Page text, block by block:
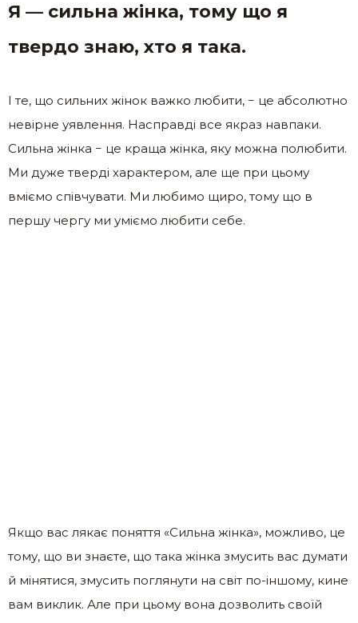
Я — сильна жінка, тому що я
твердо знаю, хто я така.
І те, що сильних жінок важко любити, − це абсолютно
невірне уявлення. Насправді все якраз навпаки.
Сильна жінка − це краща жінка, яку можна полюбити.
Ми дуже тверді характером, але ще при цьому
вміємо співчувати. Ми любимо щиро, тому що в
першу чергу ми уміємо любити себе.
Якщо вас лякає поняття «Сильна жінка», можливо, це
тому, що ви знаєте, що така жінка змусить вас думати
й мінятися, змусить поглянути на світ по-іншому, кине
вам виклик. Але при цьому вона дозволить своїй